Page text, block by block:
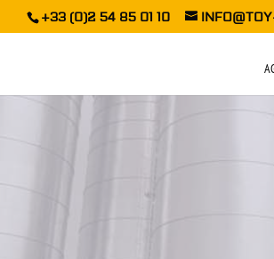
+33 (0)2 54 85 01 10